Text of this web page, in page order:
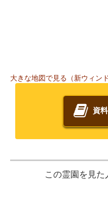
大きな地図で見る（新ウィン
資
この霊園を見